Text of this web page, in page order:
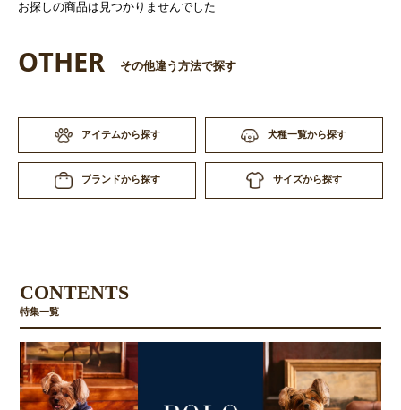
お探しの商品は見つかりませんでした
OTHER その他違う方法で探す
アイテムから探す 犬種一覧から探す
ブランドから探す サイズから探す
CONTENTS
特集一覧